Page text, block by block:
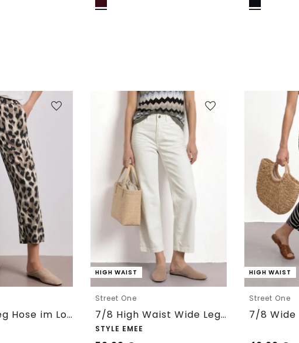
7/8 Wide Leg Hose im Loose Fit mit Print
HIGH WAIST
Street One
7/8 High Waist Wide Leg Jeans im Loose Fit
STYLE EMEE
HIGH WAIST
Street One